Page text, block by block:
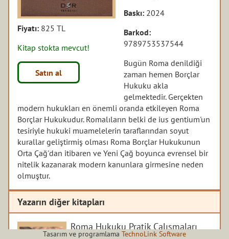
Fiyatı: 825 TL
Kitap stokta mevcut!
Satın al
Baskı: 2024
Barkod:
9789753537544
Bugün Roma denildiği
zaman hemen Borçlar
Hukuku akla
gelmektedir. Gerçekten
modern hukukları en önemli oranda etkileyen Roma
Borçlar Hukukudur. Romalıların belki de ius gentium'un
tesiriyle hukuki muamelelerin taraflarından soyut
kurallar geliştirmiş olması Roma Borçlar Hukukunun
Orta Çağ'dan itibaren ve Yeni Çağ boyunca evrensel bir
nitelik kazanarak modern kanunlara girmesine neden
olmuştur.
Yazarın diğer kitapları
Roma Hukuku Pratik Çalışmaları
Meseleleri
Tasarım ve programlama TechnoLink Software